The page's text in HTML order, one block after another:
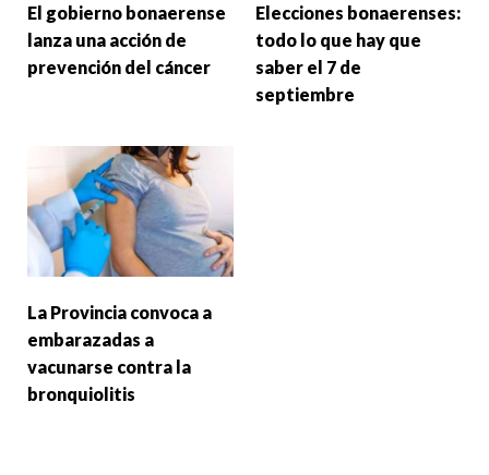
El gobierno bonaerense
lanza una acción de
prevención del cáncer
Elecciones bonaerenses:
todo lo que hay que
saber el 7 de
septiembre
La Provincia convoca a
embarazadas a
vacunarse contra la
bronquiolitis